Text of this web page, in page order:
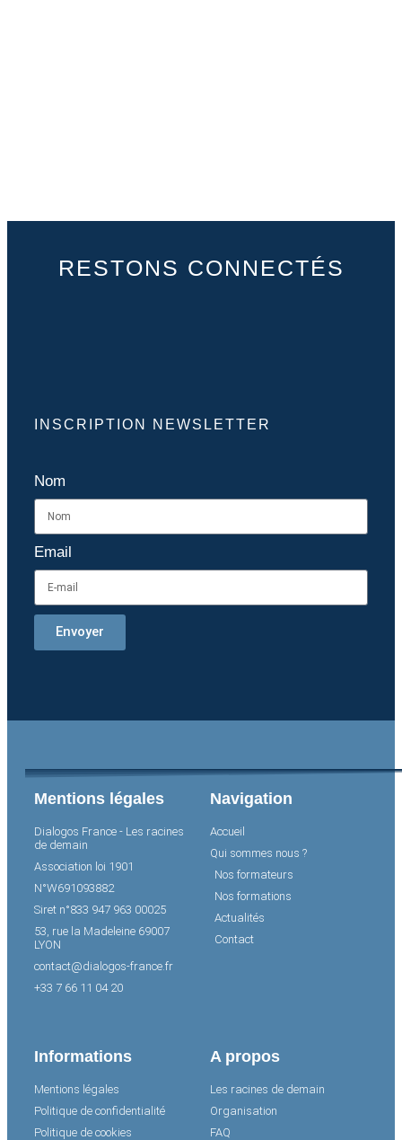
RESTONS CONNECTÉS
INSCRIPTION NEWSLETTER
Nom
Email
Envoyer
Mentions légales
Dialogos France - Les racines
de demain
Association loi 1901
N°W691093882
Siret n°833 947 963 00025
53, rue la Madeleine 69007
LYON
contact@dialogos-france.fr
+33 7 66 11 04 20
Navigation
Accueil
Qui sommes nous ?
Nos formateurs
Nos formations
Actualités
Contact
Informations
Mentions légales
Politique de confidentialité
Politique de cookies
A propos
Les racines de demain
Organisation
FAQ